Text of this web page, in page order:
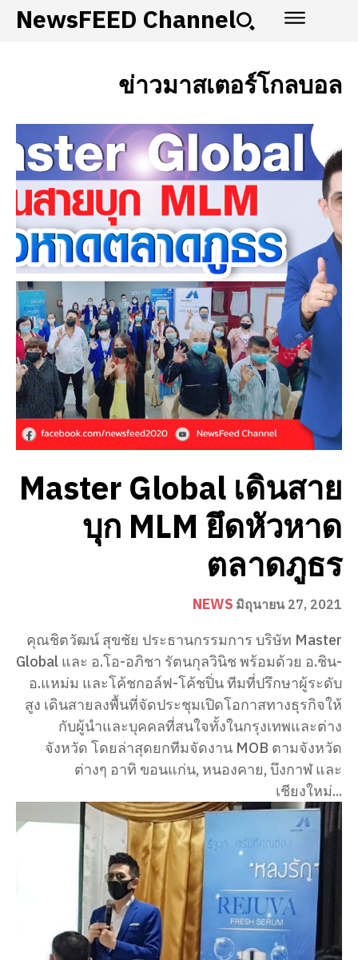
NewsFEED Channel
ข่าวมาสเตอร์โกลบอล
Master Global เดินสาย
บุก MLM ยึดหัวหาด
ตลาดภูธร
NEWS มิถุนายน 27, 2021
คุณชิตวัฒน์ สุขชัย ประธานกรรมการ บริษัท Master
Global และ อ.โอ-อภิชา รัตนกุลวินิช พร้อมด้วย อ.ชิน-
อ.แหม่ม และโค้ชกอล์ฟ-โค้ชปิ่น ทีมที่ปรึกษาผู้ระดับ
สูง เดินสายลงพื้นที่จัดประชุมเปิดโอกาสทางธุรกิจให้
กับผู้นำและบุคคลที่สนใจทั้งในกรุงเทพและต่าง
จังหวัด โดยล่าสุดยกทีมจัดงาน MOB ตามจังหวัด
ต่างๆ อาทิ ขอนแก่น, หนองคาย, บึงกาฬ และ
เชียงใหม่...